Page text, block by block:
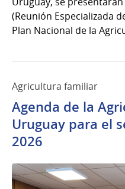
(Reunión Especializada
Plan Nacional de la
Agricultura familiar
Agenda de la
Uruguay para el
2026